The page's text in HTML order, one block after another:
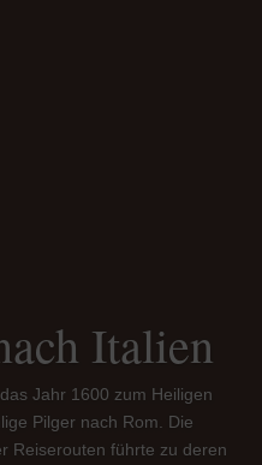
Italien
Jahr 1600 zum Heiligen
Pilger nach Rom. Die
Reiserouten führte zu deren